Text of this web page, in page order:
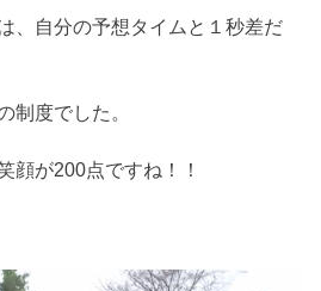
、自分の予想タイムと１秒差だ
制度でした。
顔が200点ですね！！